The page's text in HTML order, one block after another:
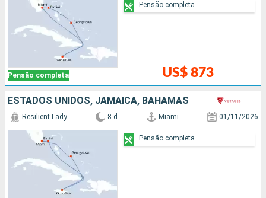
Pensão completa US$ 873
Pensão completa
ESTADOS UNIDOS, JAMAICA, BAHAMAS
Resilient Lady 8 d Miami 01/11/2026
Pensão completa